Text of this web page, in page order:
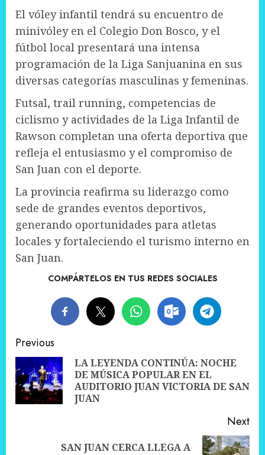
El vóley infantil tendrá su encuentro de
minivóley en el Colegio Don Bosco, y el
fútbol local presentará una intensa
programación de la Liga Sanjuanina en sus
diversas categorías masculinas y femeninas.
Futsal, trail running, competencias de
ciclismo y actividades de la Liga Infantil de
Rawson completan una oferta deportiva que
refleja el entusiasmo y el compromiso de
San Juan con el deporte.
La provincia reafirma su liderazgo como
sede de grandes eventos deportivos,
generando oportunidades para atletas
locales y fortaleciendo el turismo interno en
San Juan.
COMPÁRTELOS EN TUS REDES SOCIALES
Post
navigation
Previous
LA LEYENDA CONTINÚA: NOCHE
DE MÚSICA POPULAR EN EL
AUDITORIO JUAN VICTORIA DE SAN
JUAN
Next
SAN JUAN CERCA LLEGA A